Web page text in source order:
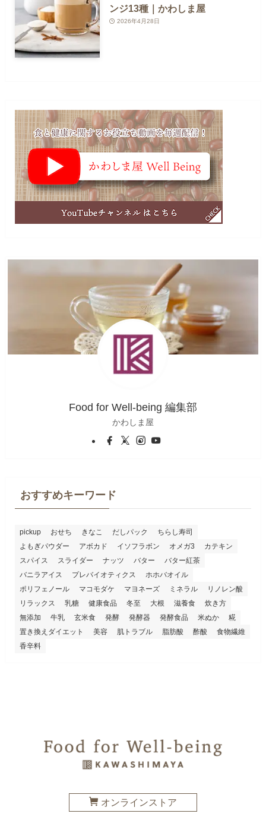
ンジ13種｜かわしま屋
2026年4月28日
Food for Well-being 編集部
かわしま屋
おすすめキーワード
pickup おせち きなこ だしパック
ちらし寿司
よもぎパウダー
アボカド イソフラボン オメガ3
カテキン
スパイス
スライダー ナッツ バター
バター紅茶
バニラアイス
プレバイオティクス
ホホバオイル
ポリフェノール
マコモダケ マヨネーズ ミネラル
リノレン酸
リラックス
乳糖 健康食品 冬至 大根 滋養食
炊き方
無添加
牛乳 玄米食 発酵 発酵器 発酵食品 米ぬか
糀
置き換えダイエット
美容 肌トラブル 脂肪酸 酢酸
食物繊維
香辛料
オンラインストア